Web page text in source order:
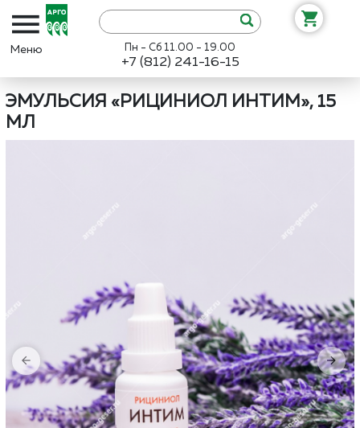
Пн - Сб 11.00 - 19.00
+7 (812) 241-16-15
ЭМУЛЬСИЯ «РИЦИНИОЛ ИНТИМ», 15
МЛ